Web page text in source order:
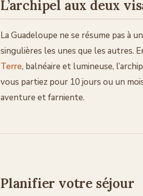
L’archipel aux deux
La Guadeloupe ne se résume pas à
singulières les unes que les autres.
Terre, balnéaire et lumineuse,
vous partiez pour 10 jours ou un
aventure et farniente.
Planifier votre séjour